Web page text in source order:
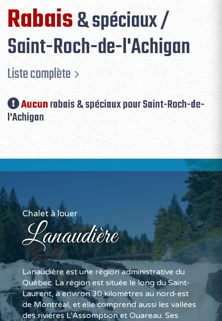
Rabais& spéciaux /
Saint-Roch-de-l'Achigan
Liste complète
Aucunrabais & spéciaux pour Saint-Roch-de-
l'Achigan
Chalet à louer
Lanaudière
Lanaudière est une région administrative du
Québec. La région est située le long du Saint-
Laurent, à environ 30 kilomètres au nord-est
de Montréal, et elle comprend aussi les vallées
des rivières L'Assomption et Ouareau. Ses